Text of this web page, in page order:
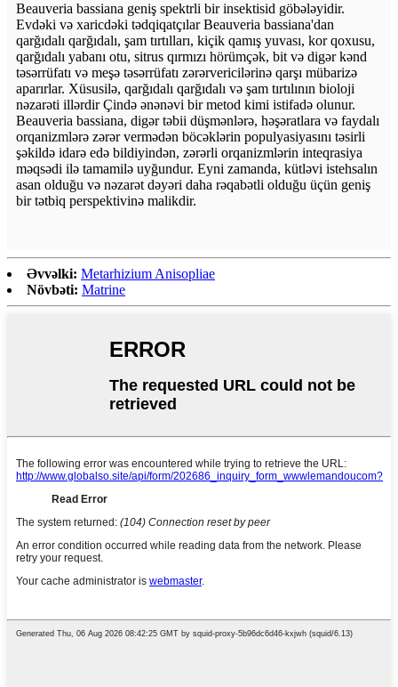
Beauveria bassiana geniş spektrli bir insektisid göbələyidir.
Evdəki və xaricdəki tədqiqatçılar Beauveria bassiana'dan
qarğıdalı qarğıdalı, şam tırtılları, kiçik qamış yuvası, kor qoxusu,
qarğıdalı yabanı otu, sitrus qırmızı hörümçək, bit və digər kənd
təsərrüfatı və meşə təsərrüfatı zərərvericilərinə qarşı mübarizə
aparırlar. Xüsusilə, qarğıdalı qarğıdalı və şam tırtılının bioloji
nəzarəti illərdir Çində ənənəvi bir metod kimi istifadə olunur.
Beauveria bassiana, digər təbii düşmənlərə, həşəratlara və faydalı
orqanizmlərə zərər vermədən böcəklərin populyasiyasını təsirli
şəkildə idarə edə bildiyindən, zərərli orqanizmlərin inteqrasiya
məqsədi ilə tamamilə uyğundur. Eyni zamanda, kütləvi istehsalın
asan olduğu və nəzarət dəyəri daha rəqabətli olduğu üçün geniş
bir tətbiq perspektivinə malikdir.
Əvvəlki: Metarhizium Anisopliae
Növbəti: Matrine